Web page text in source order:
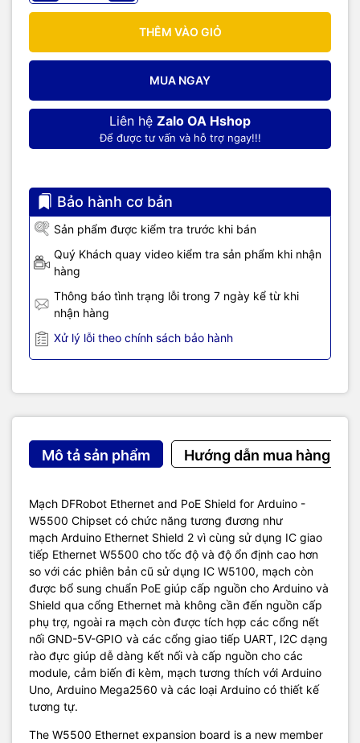
THÊM VÀO GIỎ
MUA NGAY
Liên hệ Zalo OA Hshop
Để được tư vấn và hỗ trợ ngay!!!
Bảo hành cơ bản
Sản phẩm được kiểm tra trước khi bán
Quý Khách quay video kiểm tra sản phẩm khi nhận
hàng
Thông báo tình trạng lỗi trong 7 ngày kể từ khi
nhận hàng
Xử lý lỗi theo chính sách bảo hành
Mô tả sản phẩm Hướng dẫn mua hàng
Mạch DFRobot Ethernet and PoE Shield for Arduino -
W5500 Chipset có chức năng tương đương như
mạch Arduino Ethernet Shield 2 vì cùng sử dụng IC giao
tiếp Ethernet W5500 cho tốc độ và độ ổn định cao hơn
so với các phiên bản cũ sử dụng IC W5100, mạch còn
được bổ sung chuẩn PoE giúp cấp nguồn cho Arduino và
Shield qua cổng Ethernet mà không cần đến nguồn cấp
phụ trợ, ngoài ra mạch còn được tích hợp các cổng nết
nối GND-5V-GPIO và các cổng giao tiếp UART, I2C dạng
rào đực giúp dễ dàng kết nối và cấp nguồn cho các
module, cảm biến đi kèm, mạch tương thích với Arduino
Uno, Arduino Mega2560 và các loại Arduino có thiết kế
tương tự.
The W5500 Ethernet expansion board is a new member